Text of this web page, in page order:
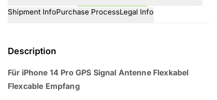
Shipment InfoPurchase ProcessLegal Info
Description
Für iPhone 14 Pro GPS Signal Antenne Flexkabel
Flexcable Empfang